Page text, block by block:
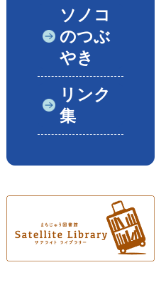
ソノコ
のつぶ
やき
リンク
集